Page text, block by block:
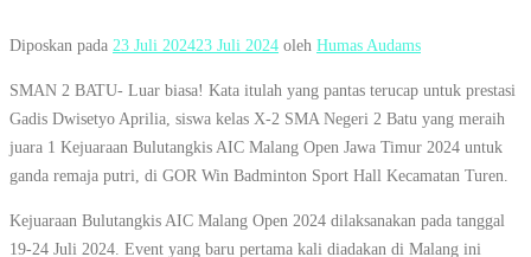
Diposkan pada 23 Juli 202423 Juli 2024 oleh Humas Audams
SMAN 2 BATU- Luar biasa! Kata itulah yang pantas terucap untuk prestasi
Gadis Dwisetyo Aprilia, siswa kelas X-2 SMA Negeri 2 Batu yang meraih
juara 1 Kejuaraan Bulutangkis AIC Malang Open Jawa Timur 2024 untuk
ganda remaja putri, di GOR Win Badminton Sport Hall Kecamatan Turen.
Kejuaraan Bulutangkis AIC Malang Open 2024 dilaksanakan pada tanggal
19-24 Juli 2024. Event yang baru pertama kali diadakan di Malang ini